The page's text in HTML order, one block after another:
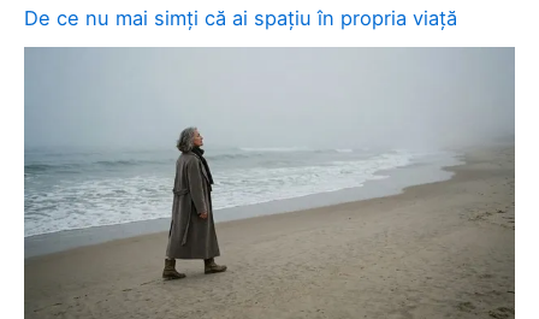
De ce nu mai simți că ai spațiu în propria viață